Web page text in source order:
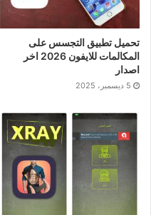
تحميل تطبيق التجسس على
المكالمات للايفون 2026 اخر
اصدار
5 ديسمبر، 2025